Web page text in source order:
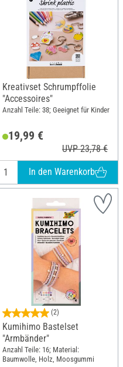
Kreativset Schrumpffolie
"Accessoires"
Anzahl Teile: 38; Geeignet für Kinder
19,99 €
UVP 23,78 €
In den Warenkorb
(2)
Kumihimo Bastelset
"Armbänder"
Anzahl Teile: 16; Material:
Baumwolle, Holz, Moosgummi